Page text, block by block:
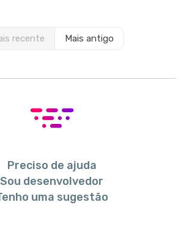
recente Mais antigo
Preciso de ajuda
Sou desenvolvedor
uma sugestão